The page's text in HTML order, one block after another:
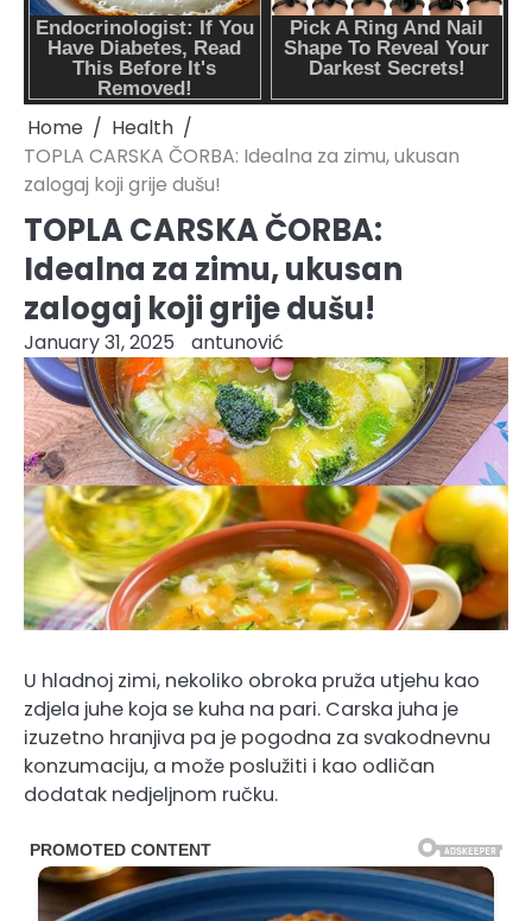
Home
Health
TOPLA CARSKA ČORBA: Idealna za zimu, ukusan
zalogaj koji grije dušu!
TOPLA CARSKA ČORBA:
Idealna za zimu, ukusan
zalogaj koji grije dušu!
January 31, 2025 antunović
U hladnoj zimi, nekoliko obroka pruža utjehu kao
zdjela juhe koja se kuha na pari. Carska juha je
izuzetno hranjiva pa je pogodna za svakodnevnu
konzumaciju, a može poslužiti i kao odličan
dodatak nedjeljnom ručku.